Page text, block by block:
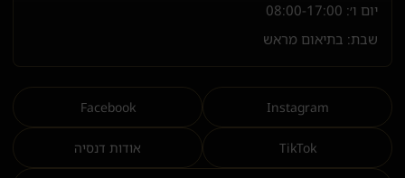
יום ו׳: 08:00-17:00
שבת: בתיאום מראש
Instagram
Facebook
TikTok אודות דנסיה